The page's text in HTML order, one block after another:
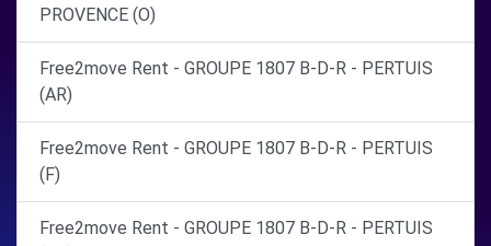
PROVENCE (O)
Free2move Rent - GROUPE 1807 B-D-R - PERTUIS
(AR)
Free2move Rent - GROUPE 1807 B-D-R - PERTUIS
(F)
Free2move Rent - GROUPE 1807 B-D-R - PERTUIS